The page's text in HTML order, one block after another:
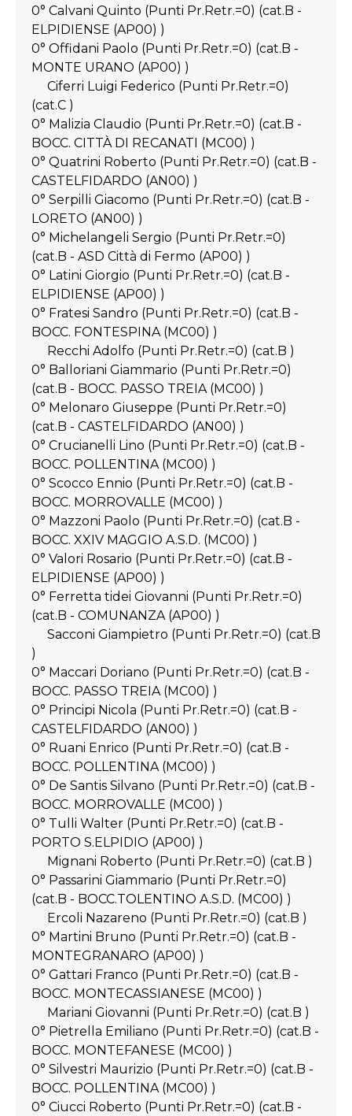
0° Calvani Quinto (Punti Pr.Retr.=0) (cat.B -
ELPIDIENSE (AP00) )
0° Offidani Paolo (Punti Pr.Retr.=0) (cat.B -
MONTE URANO (AP00) )
Ciferri Luigi Federico (Punti Pr.Retr.=0)
(cat.C )
0° Malizia Claudio (Punti Pr.Retr.=0) (cat.B -
BOCC. CITTÀ DI RECANATI (MC00) )
0° Quatrini Roberto (Punti Pr.Retr.=0) (cat.B -
CASTELFIDARDO (AN00) )
0° Serpilli Giacomo (Punti Pr.Retr.=0) (cat.B -
LORETO (AN00) )
0° Michelangeli Sergio (Punti Pr.Retr.=0)
(cat.B - ASD Città di Fermo (AP00) )
0° Latini Giorgio (Punti Pr.Retr.=0) (cat.B -
ELPIDIENSE (AP00) )
0° Fratesi Sandro (Punti Pr.Retr.=0) (cat.B -
BOCC. FONTESPINA (MC00) )
Recchi Adolfo (Punti Pr.Retr.=0) (cat.B )
0° Balloriani Giammario (Punti Pr.Retr.=0)
(cat.B - BOCC. PASSO TREIA (MC00) )
0° Melonaro Giuseppe (Punti Pr.Retr.=0)
(cat.B - CASTELFIDARDO (AN00) )
0° Crucianelli Lino (Punti Pr.Retr.=0) (cat.B -
BOCC. POLLENTINA (MC00) )
0° Scocco Ennio (Punti Pr.Retr.=0) (cat.B -
BOCC. MORROVALLE (MC00) )
0° Mazzoni Paolo (Punti Pr.Retr.=0) (cat.B -
BOCC. XXIV MAGGIO A.S.D. (MC00) )
0° Valori Rosario (Punti Pr.Retr.=0) (cat.B -
ELPIDIENSE (AP00) )
0° Ferretta tidei Giovanni (Punti Pr.Retr.=0)
(cat.B - COMUNANZA (AP00) )
Sacconi Giampietro (Punti Pr.Retr.=0) (cat.B
)
0° Maccari Doriano (Punti Pr.Retr.=0) (cat.B -
BOCC. PASSO TREIA (MC00) )
0° Principi Nicola (Punti Pr.Retr.=0) (cat.B -
CASTELFIDARDO (AN00) )
0° Ruani Enrico (Punti Pr.Retr.=0) (cat.B -
BOCC. POLLENTINA (MC00) )
0° De Santis Silvano (Punti Pr.Retr.=0) (cat.B -
BOCC. MORROVALLE (MC00) )
0° Tulli Walter (Punti Pr.Retr.=0) (cat.B -
PORTO S.ELPIDIO (AP00) )
Mignani Roberto (Punti Pr.Retr.=0) (cat.B )
0° Passarini Giammario (Punti Pr.Retr.=0)
(cat.B - BOCC.TOLENTINO A.S.D. (MC00) )
Ercoli Nazareno (Punti Pr.Retr.=0) (cat.B )
0° Martini Bruno (Punti Pr.Retr.=0) (cat.B -
MONTEGRANARO (AP00) )
0° Gattari Franco (Punti Pr.Retr.=0) (cat.B -
BOCC. MONTECASSIANESE (MC00) )
Mariani Giovanni (Punti Pr.Retr.=0) (cat.B )
0° Pietrella Emiliano (Punti Pr.Retr.=0) (cat.B -
BOCC. MONTEFANESE (MC00) )
0° Silvestri Maurizio (Punti Pr.Retr.=0) (cat.B -
BOCC. POLLENTINA (MC00) )
0° Ciucci Roberto (Punti Pr.Retr.=0) (cat.B -